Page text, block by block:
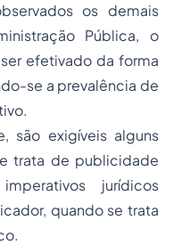
os demais
Pública, o
efetivado da forma
se a prevalência de
são exigíveis alguns
trata de publicidade
jurídicos
quando se trata